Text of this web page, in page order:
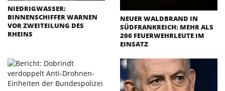
NIEDRIGWASSER:
BINNENSCHIFFER WARNEN
VOR ZWEITEILUNG DES
RHEINS
NEUER WALDBRAND IN
SÜDFRANKREICH: MEHR ALS
200 FEUERWEHRLEUTE IM
EINSATZ